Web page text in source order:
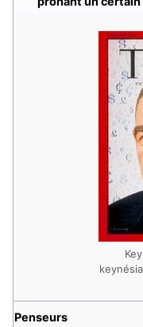
Penseurs